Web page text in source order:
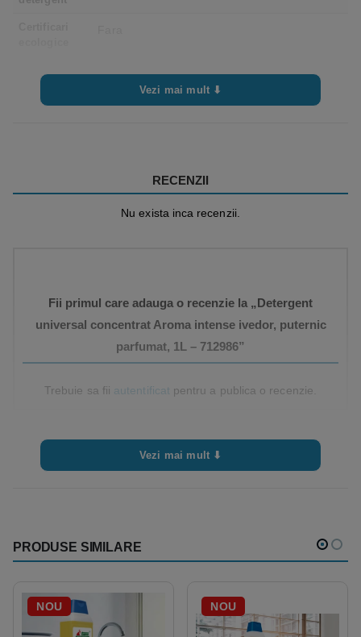
Vezi mai mult ⬇
RECENZII
Nu exista inca recenzii.
Fii primul care adauga o recenzie la „Detergent
universal concentrat Aroma intense ivedor, puternic
parfumat, 1L – 712986”
Trebuie sa fii autentificat pentru a publica o recenzie.
Vezi mai mult ⬇
PRODUSE SIMILARE
NOU NOU